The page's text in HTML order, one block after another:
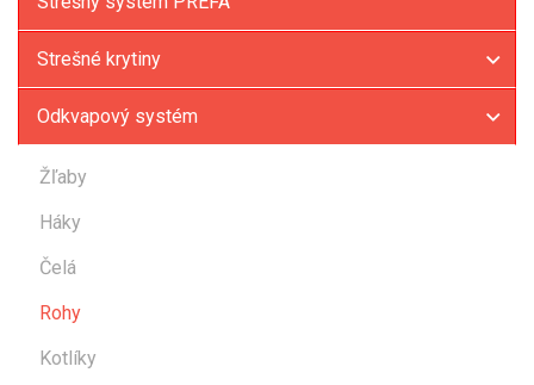
Strešné krytiny
Odkvapový systém
Žľaby
Háky
Čelá
Rohy
Kotlíky